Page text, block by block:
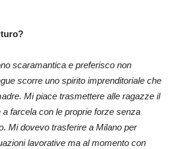
scaramantica e preferisco non
scorre uno spirito imprenditoriale che
Mi piace trasmettere alle ragazze il
farcela con le proprie forze senza
Mi dovevo trasferire a Milano per
lavorative ma al momento con